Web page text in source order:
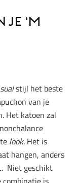
‘m
stijl het beste
van je
Het katoen zal
look. Het is
hangen, anders
Niet geschikt